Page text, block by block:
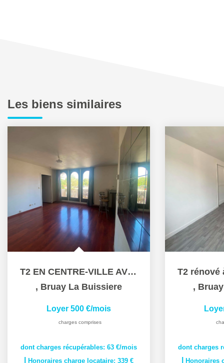
Les biens similaires
T2 EN CENTRE-VILLE AVEC BALCONS, CAVES ET GARAGE
, Bruay La Buissiere
Loyer 500 €/mois
charges comprises
dont charges récupérables: 63 €/mois
Honoraires charge locataire: 339 €
,
dont charges
Honoraires